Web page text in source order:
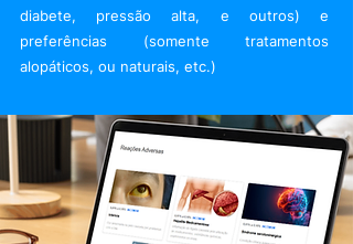
diabete, pressão alta, e outros) e
preferências (somente tratamentos
alopáticos, ou naturais, etc.)